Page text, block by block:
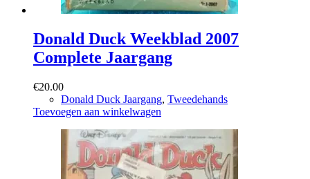
Donald Duck Weekblad 2007
Complete Jaargang
€20.00
Donald Duck Jaargang, Tweedehands
Toevoegen aan winkelwagen